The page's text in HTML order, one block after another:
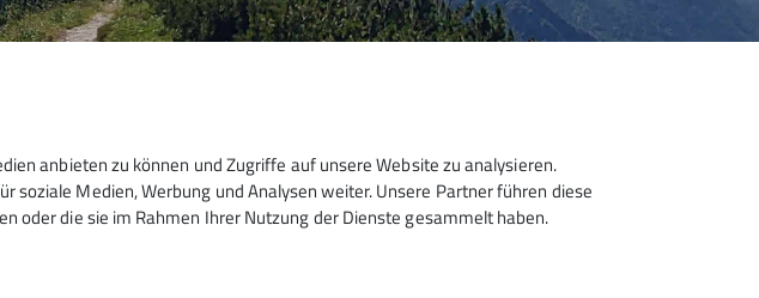
anbieten zu können und Zugriffe auf unsere Website zu analysieren.
Medien, Werbung und Analysen weiter. Unsere Partner führen diese
oder die sie im Rahmen Ihrer Nutzung der Dienste gesammelt haben.